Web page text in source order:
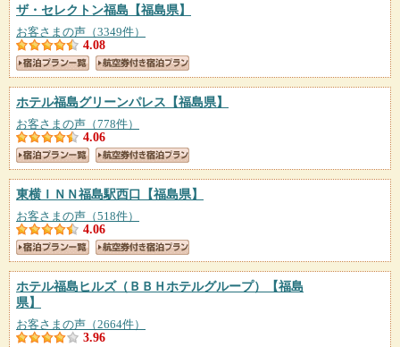
ザ・セレクトン福島 【福島県】
お客さまの声（3349件）
4.08
ホテル福島グリーンパレス 【福島県】
お客さまの声（778件）
4.06
東横ＩＮＮ福島駅西口 【福島県】
お客さまの声（518件）
4.06
ホテル福島ヒルズ（ＢＢＨホテルグループ）
【福島
県】
お客さまの声（2664件）
3.96